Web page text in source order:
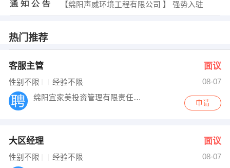
【绵阳声威环境工程有限公司 】 强势入驻
屈老师 发布 [计算机类∕财经类∕艺 ] 招聘信息
王女士 发布 [中通客服 ] 招聘信息
热门推荐
客服主管 面议
性别不限 经验不限
08-07
绵阳宜家美投资管理有限责任公司
申请
大区经理 面议
性别不限 经验不限
08-07